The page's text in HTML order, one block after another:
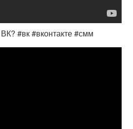
#вк #вконтакте #смм